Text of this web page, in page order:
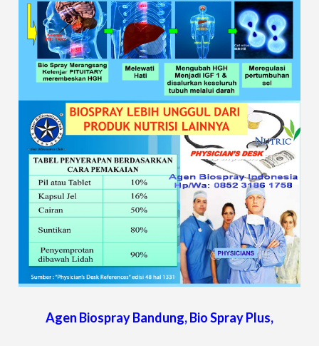
Agen BiosprayBandung, Bio Spray Plus,